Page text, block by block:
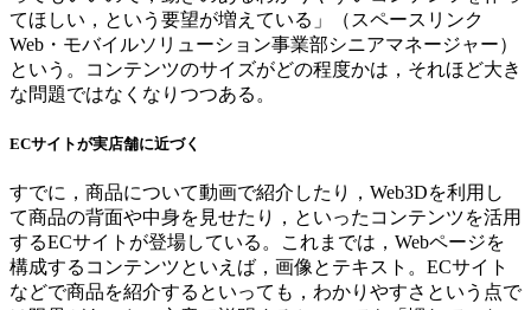
てほしい，という要望が増えている」（スペースリンク
Web・モバイルソリューション事業部シニアマネージャー）
という。コンテンツのサイズがどの程度かは，それほど大き
な問題ではなくなりつつある。
ECサイトが実店舗に近づく
すでに，商品について動画で紹介したり，Web3Dを利用し
て商品の背面や中身を見せたり，といったコンテンツを活用
するECサイトが登場している。これまでは，Webページを
構成するコンテンツといえば，画像とテキスト。ECサイト
などで商品を紹介するといっても，わかりやすさという点で